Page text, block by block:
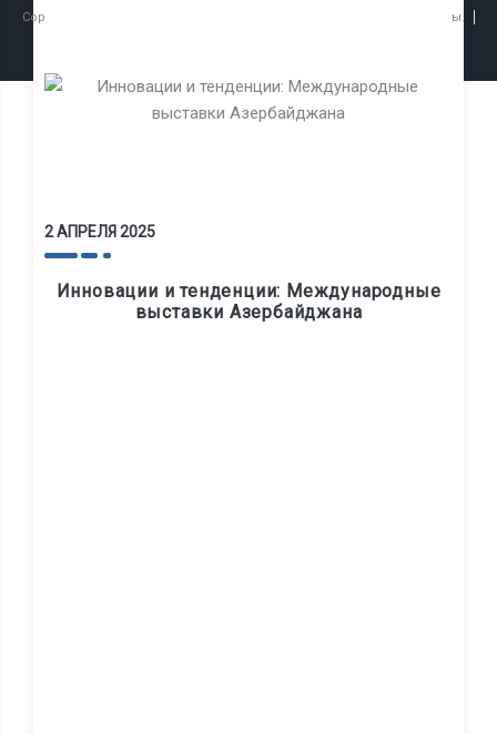
2 АПРЕЛЯ 2025
Инновации и тенденции: Международные
выставки Азербайджана
Copyright © 2026
Все права защищены.